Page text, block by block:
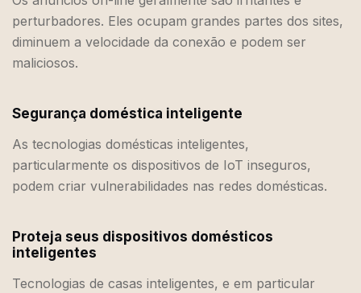
perturbadores. Eles ocupam grandes partes dos sites,
diminuem a velocidade da conexão e podem ser
maliciosos.
Segurança doméstica inteligente
As tecnologias domésticas inteligentes,
particularmente os dispositivos de IoT inseguros,
podem criar vulnerabilidades nas redes domésticas.
Proteja seus dispositivos domésticos
inteligentes
Tecnologias de casas inteligentes, e em particular